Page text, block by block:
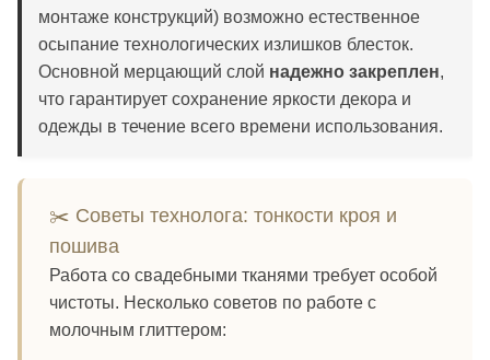
монтаже конструкций) возможно естественное
осыпание технологических излишков блесток.
Основной мерцающий слой надежно закреплен,
что гарантирует сохранение яркости декора и
одежды в течение всего времени использования.
✂️ Советы технолога: тонкости кроя и
пошива
Работа со свадебными тканями требует особой
чистоты. Несколько советов по работе с
молочным глиттером: